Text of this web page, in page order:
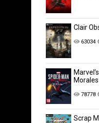
Clair
63034
78778
Scrap